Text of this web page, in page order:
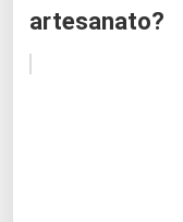
artesanato?